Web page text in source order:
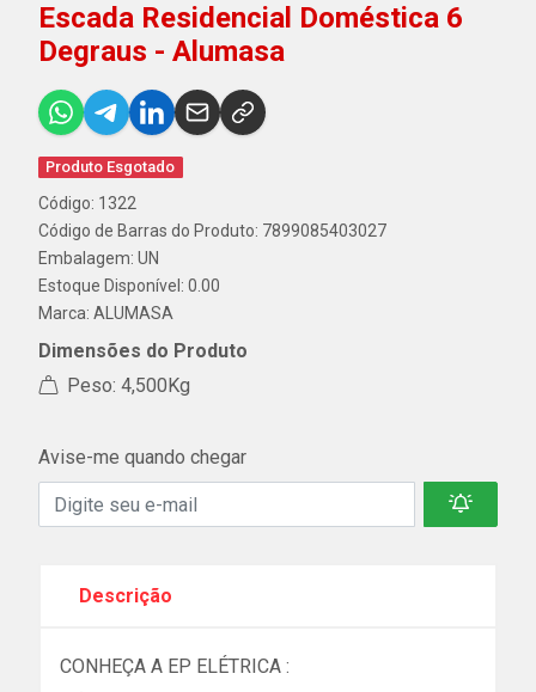
Escada Residencial Doméstica 6
Degraus - Alumasa
Produto Esgotado
Código: 1322
Código de Barras do Produto: 7899085403027
Embalagem: UN
Estoque Disponível: 0.00
Marca: ALUMASA
Dimensões do Produto
Peso: 4,500Kg
Avise-me quando chegar
Descrição
CONHEÇA A EP ELÉTRICA :